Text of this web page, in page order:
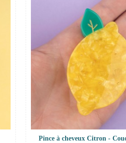
Pince à cheveux Citron -